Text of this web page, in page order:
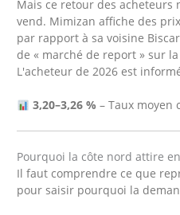
Mais ce retour des acheteurs
vend. Mimizan affiche des
par rapport à sa voisine
de « marché de report » sur
L'acheteur de 2026 est
3,20–3,26 % – Taux moyen
Pourquoi la côte nord attire
Il faut comprendre ce que
pour saisir pourquoi la